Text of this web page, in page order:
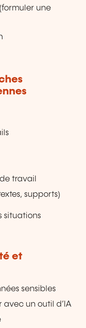
une
travail
supports)
situations
et
sensibles
un outil d’IA